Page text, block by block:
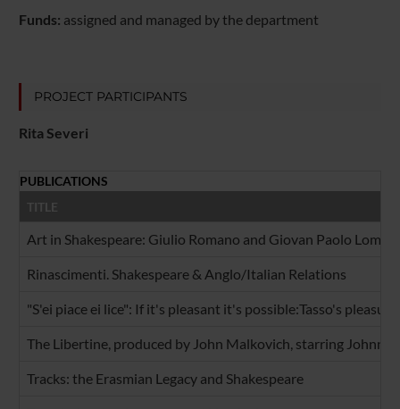
Funds: assigned and managed by the department
PROJECT PARTICIPANTS
Rita Severi
PUBLICATIONS
TITLE
Art in Shakespeare: Giulio Romano and Giovan Paolo
Rinascimenti. Shakespeare & Anglo/Italian Relations
"S'ei piace ei lice": If it's pleasant it's possible:Tasso's
The Libertine, produced by John Malkovich, starring
Tracks: the Erasmian Legacy and Shakespeare